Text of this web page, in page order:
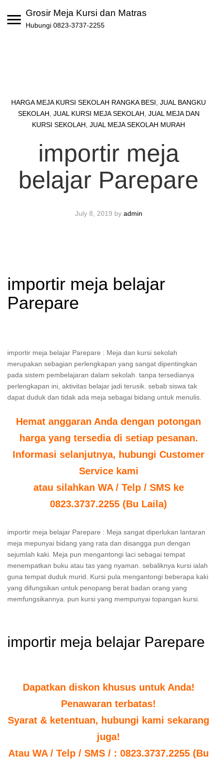
Grosir Meja Kursi dan Matras
Hubungi 0823-3737-2255
HARGA MEJA KURSI SEKOLAH RANGKA BESI JUAL BANGKU
SEKOLAH JUAL KURSI MEJA SEKOLAH JUAL MEJA DAN
KURSI SEKOLAH JUAL MEJA SEKOLAH MURAH
importir meja
belajar Parepare
July 8, 2019 by admin
importir meja belajar
Parepare
importir meja belajar Parepare : Meja dan kursi sekolah
merupakan sebagian perlengkapan yang sangat dipentingkan
pada sistem pembelajaran dalam sekolah. tanpa tersedianya
perlengkapan ini, aktivitas belajar jadi terusik. sebab siswa tak
dapat duduk dan tidak ada meja sebagai bidang untuk menulis.
Hemat anggaran Anda dengan potongan
harga yang tersedia di setiap pesanan.
Informasi selanjutnya, hubungi Customer
Service kami
atau silahkan WA / Telp / SMS ke
0823.3737.2255 (Bu Laila)
importir meja belajar Parepare : Meja sangat diperlukan lantaran
meja mepunyai bidang yang rata dan disangga pun dengan
sejumlah kaki. Meja pun mengantongi laci sebagai tempat
menempatkan buku atau tas yang nyaman. sebaliknya kursi ialah
guna tempat duduk murid. Kursi pula mengantongi beberapa kaki
yang difungsikan untuk penopang berat badan orang yang
memfungsikannya. pun kursi yang mempunyai topangan kursi.
importir meja belajar Parepare
Dapatkan diskon khusus untuk Anda!
Penawaran terbatas!
Syarat & ketentuan, hubungi kami sekarang
juga!
Atau WA / Telp / SMS / : 0823.3737.2255 (Bu